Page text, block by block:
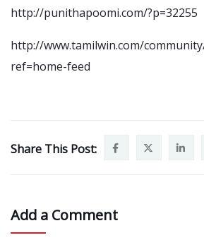
http://punithapoomi.com/?p=32255
http://www.tamilwin.com/
ref=home-feed
Share This Post:
Add a Comment